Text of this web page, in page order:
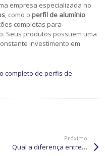
empresa especializada no
, como o perfil de alumínio
completas para
Seus produtos possuem uma
investimento em
completo de perfis de
Todos os posts
Próximo:
Qual a diferença entre perfil de alumínio galvanizado e anodizado?